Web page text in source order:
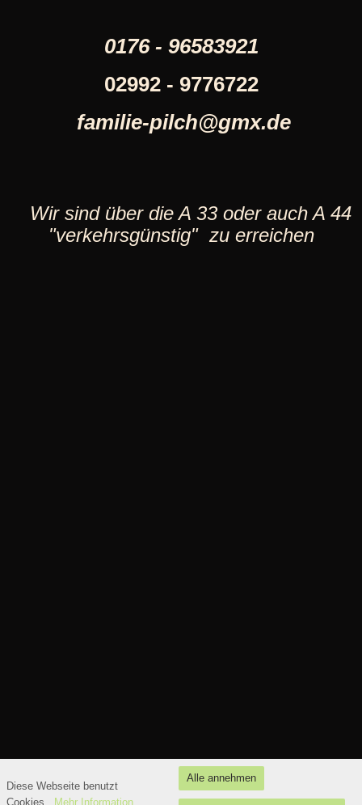
0176 - 96583921
02992 - 9776722
familie-pilch@gmx.de
Wir sind über die A 33 oder auch A 44
"verkehrsgünstig" zu erreichen
Datenschutzerklärung
powered by Beepworld
Diese Webseite benutzt
Cookies.
Mehr Information
Alle annehmen